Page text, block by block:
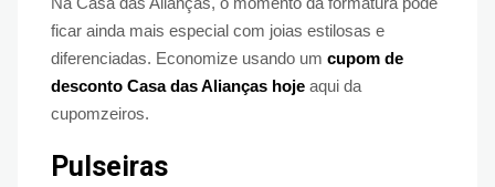
ficar ainda mais especial com joias estilosas e
diferenciadas. Economize usando um cupom de
desconto Casa das Alianças hoje aqui da
cupomzeiros.
Pulseiras